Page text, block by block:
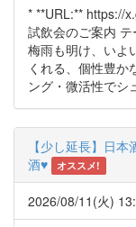
* **URL:** https://
試飲会のご案内 テ
梅雨も明け、いよ
くれる、個性豊か
ング・微活性でシ
【少し延長】日
酒♥
オススメ!
2026/08/11(火)